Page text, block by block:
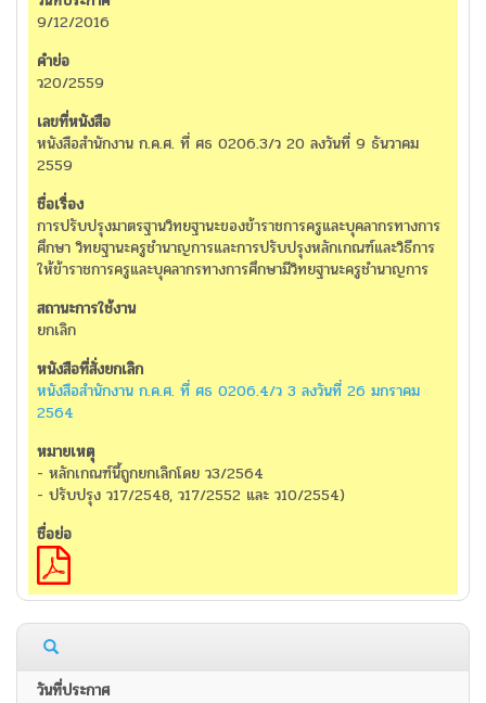
9/12/2016
ว20/2559
หนังสือสำนักงาน ก.ค.ศ. ที่ ศธ 0206.3/ว 20 ลงวันที่ 9 ธันวาคม
2559
การปรับปรุงมาตรฐานวิทยฐานะของข้าราชการครูและบุคลากรทางการ
ศึกษา วิทยฐานะครูชำนาญการและการปรับปรุงหลักเกณฑ์และวิธีการ
ให้ข้าราชการครูและบุคลากรทางการศึกษามีวิทยฐานะครูชำนาญการ
ยกเลิก
หนังสือสำนักงาน ก.ค.ศ. ที่ ศธ 0206.4/ว 3 ลงวันที่ 26 มกราคม
2564
- หลักเกณฑ์นี้ถูกยกเลิกโดย ว3/2564
- ปรับปรุง ว17/2548, ว17/2552 และ ว10/2554)